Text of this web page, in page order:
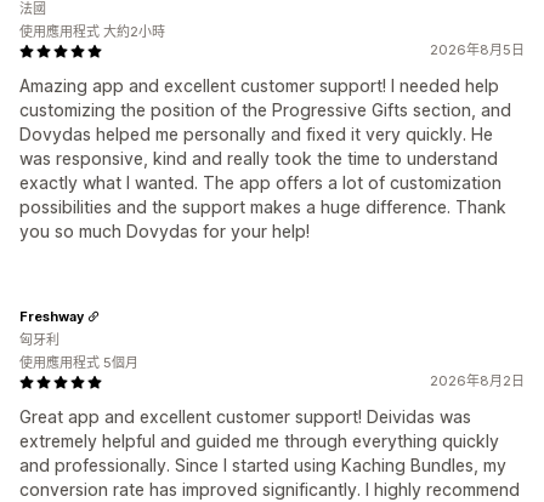
2026年8月5日
Amazing app and excellent customer support! I needed help
customizing the position of the Progressive Gifts section, and
Dovydas helped me personally and fixed it very quickly. He
was responsive, kind and really took the time to understand
exactly what I wanted. The app offers a lot of customization
possibilities and the support makes a huge difference. Thank
you so much Dovydas for your help!
法國
使用應用程式 大約2小時
2026年8月2日
Great app and excellent customer support! Deividas was
extremely helpful and guided me through everything quickly
and professionally. Since I started using Kaching Bundles, my
conversion rate has improved significantly. I highly recommend
Freshway
匈牙利
使用應用程式 5個月